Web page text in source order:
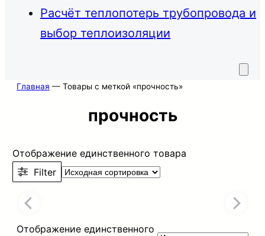
Расчёт теплопотерь трубопровода и
выбор теплоизоляции
Главная — Товары с меткой «прочность»
прочность
Отображение единственного товара
Filter
Отображение единственного